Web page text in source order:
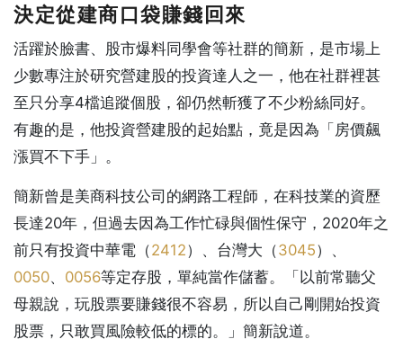
決定從建商口袋賺錢回來
活躍於臉書、股市爆料同學會等社群的簡新，是市場上
少數專注於研究營建股的投資達人之一，他在社群裡甚
至只分享4檔追蹤個股，卻仍然斬獲了不少粉絲同好。
有趣的是，他投資營建股的起始點，竟是因為「房價飆
漲買不下手」。
簡新曾是美商科技公司的網路工程師，在科技業的資歷
長達20年，但過去因為工作忙碌與個性保守，2020年之
前只有投資中華電（2412）、台灣大（3045）、
0050、 0056等定存股，單純當作儲蓄。「以前常聽父
母親說，玩股票要賺錢很不容易，所以自己剛開始投資
股票，只敢買風險較低的標的。」簡新說道。